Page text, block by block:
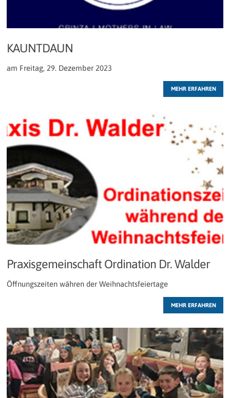
KAUNTDAUN
am Freitag, 29. Dezember 2023
MEHR ERFAHREN
Praxisgemeinschaft Ordination Dr. Walder
Öffnungszeiten währen der Weihnachtsfeiertage
MEHR ERFAHREN